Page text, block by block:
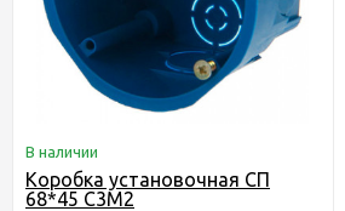
В наличии
Коробка установочная СП
68*45 С3М2